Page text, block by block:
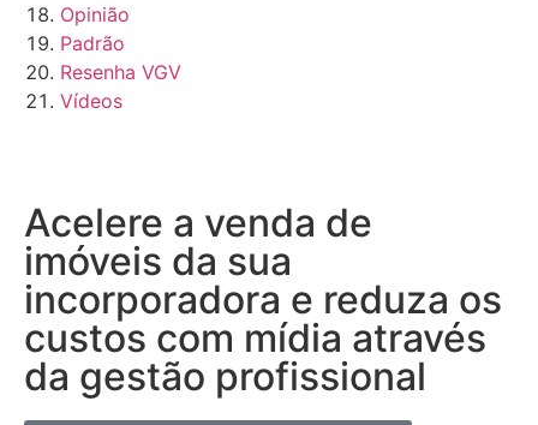
Opinião
Padrão
Resenha VGV
Vídeos
Acelere a venda de
imóveis da sua
incorporadora e reduza os
custos com mídia através
da gestão profissional​